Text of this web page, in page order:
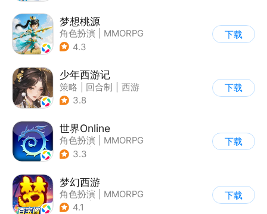
梦想桃源
角色扮演
MMORPG
| 仙侠
4.3
下载
少年西游记
策略 回合制
西游
| 中国风
3.8
下载
世界Online
角色扮演
MMORPG
| 冒险
3.3
下载
梦幻西游
角色扮演
MMORPG
| 西游
4.1
下载